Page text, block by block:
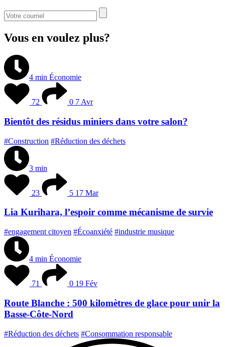
Vous en voulez plus?
4 min Économie
72 0 7 Avr
Bientôt des résidus miniers dans votre salon?
#Construction #Réduction des déchets
3 min
23 5 17 Mar
Lia Kurihara, l’espoir comme mécanisme de survie
#engagement citoyen #Écoanxiété #industrie musique
4 min Économie
71 0 19 Fév
Route Blanche : 500 kilomètres de glace pour unir la
Basse-Côte-Nord
#Réduction des déchets #Consommation responsable